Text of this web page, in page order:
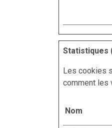
Statistiques
Les cookies
comment les
Nom